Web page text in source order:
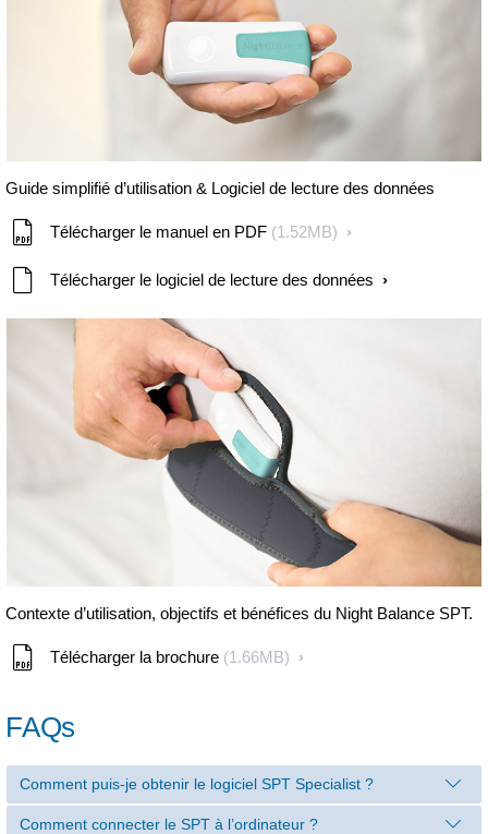
Guide simplifié d’utilisation & Logiciel de lecture des données
Télécharger le manuel en PDF (1.52MB)
Télécharger le logiciel de lecture des données
Contexte d’utilisation, objectifs et bénéfices du Night Balance SPT.
Télécharger la brochure (1.66MB)
FAQs
Comment puis-je obtenir le logiciel SPT Specialist ?
Comment connecter le SPT à l’ordinateur ?